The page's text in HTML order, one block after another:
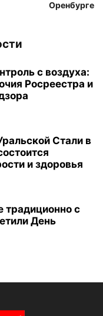
Оренбурге
с воздуха:
Росреестра и
Стали в
и здоровья
традиционно с
День